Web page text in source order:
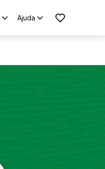
Ajuda